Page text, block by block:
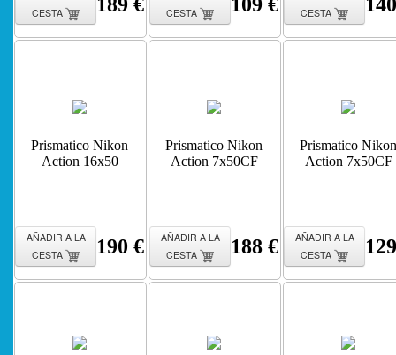
CESTA
CESTA
CESTA
Prismatico Nikon
Action 16x50
AÑADIR A LA
CESTA
190 €
Prismatico Nikon
Action 7x50CF
AÑADIR A LA
CESTA
188 €
Prismatico Nikon
Action 7x50CF
AÑADIR A LA
CESTA